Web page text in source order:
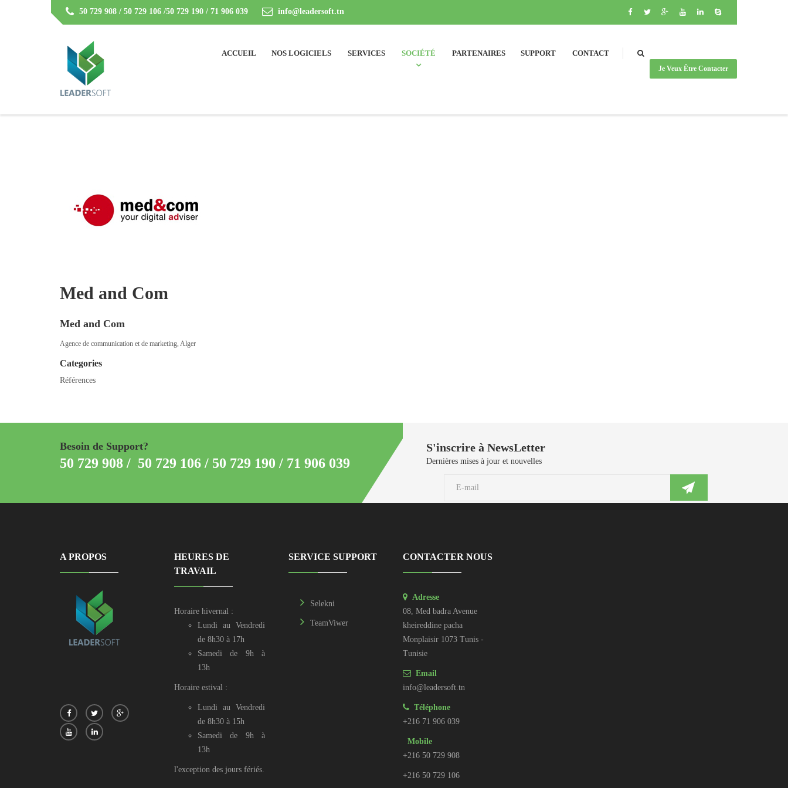
50 729 908 / 50 729 106 /50 729 190 / 71 906 039 info@leadersoft.tn
ACCUEIL NOS LOGICIELS SERVICES SOCIÉTÉ PARTENAIRES SUPPORT CONTACT
SEARCH
Je Veux Être Contacter
Med and Com
Med and Com
Agence de communication et de marketing, Alger
Categories
Références
Besoin de Support?
50 729 908 / 50 729 106 / 50 729 190 / 71 906 039
S'inscrire à NewsLetter
Dernières mises à jour et nouvelles
A PROPOS
HEURES DE
TRAVAIL
Horaire hivernal :
Lundi au Vendredi
de 8h30 à 17h
Samedi de 9h à
13h
Horaire estival :
Lundi au Vendredi
de 8h30 à 15h
Samedi de 9h à
13h
l'exception des jours fériés.
SERVICE SUPPORT
Selekni
TeamViwer
CONTACTER NOUS
Adresse
08, Med badra Avenue
kheireddine pacha
Monplaisir 1073 Tunis -
Tunisie
Email
info@leadersoft.tn
Téléphone
+216 71 906 039
Mobile
+216 50 729 908
+216 50 729 106